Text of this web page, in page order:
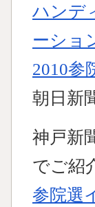
ハンデ
ーショ
2010参
朝日新
神戸新
でご紹
参院選